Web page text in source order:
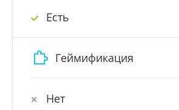
Есть
Геймификация
Нет